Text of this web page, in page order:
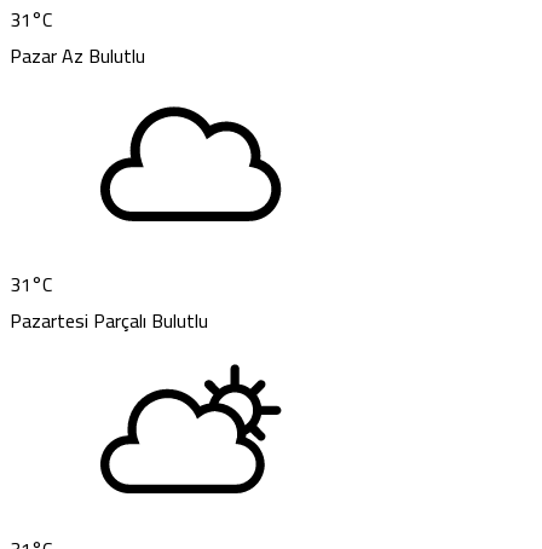
31°C
PazarAz Bulutlu
31°C
Pazartesi Parçalı Bulutlu